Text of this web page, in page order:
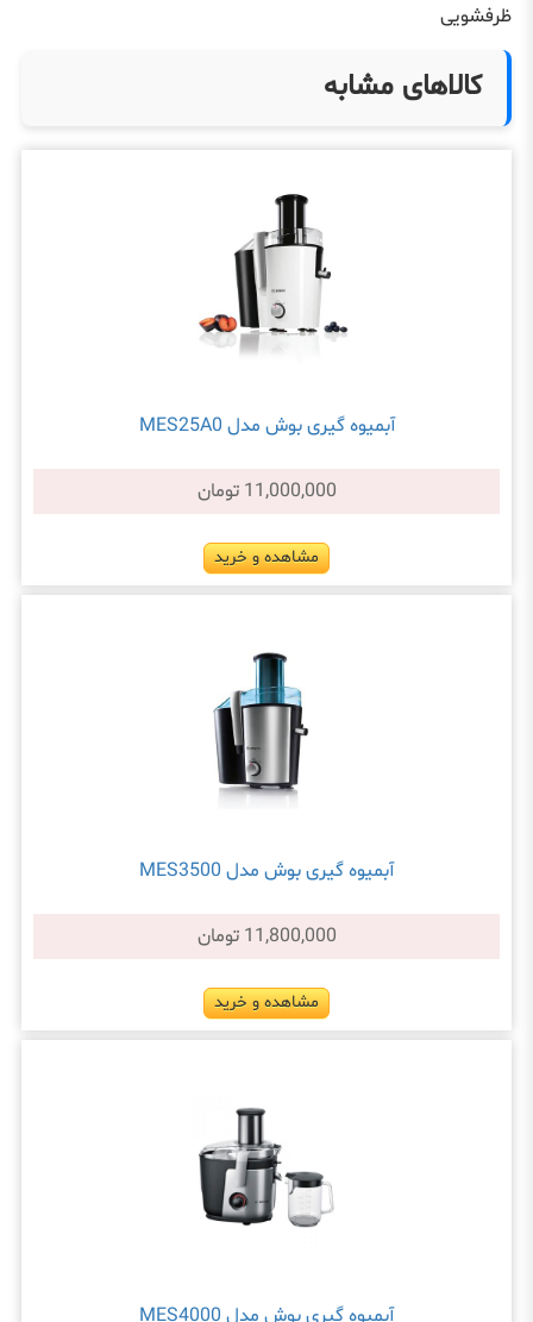
ظرفشویی
کالاهای مشابه
آبميوه گيری بوش مدل MES25A0
11,000,000 تومان
مشاهده و خرید
آبمیوه گیری بوش مدل MES3500
11,800,000 تومان
مشاهده و خرید
آبمیوه گیری بوش مدل MES4000